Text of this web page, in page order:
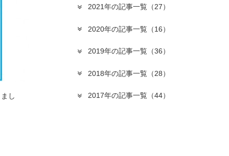
し
2021年の記事一覧 （27）
2020年の記事一覧 （16）
2019年の記事一覧 （36）
2018年の記事一覧 （28）
2017年の記事一覧 （44）